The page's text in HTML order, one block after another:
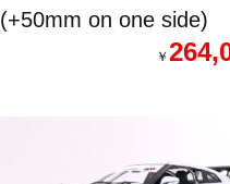
(+50mm on one side)
￥